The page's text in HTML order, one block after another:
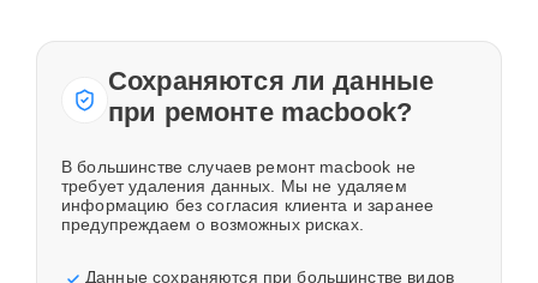
Сохраняются ли данные
при ремонте macbook?
В большинстве случаев ремонт macbook не
требует удаления данных. Мы не удаляем
информацию без согласия клиента и заранее
предупреждаем о возможных рисках.
Данные сохраняются при большинстве видов